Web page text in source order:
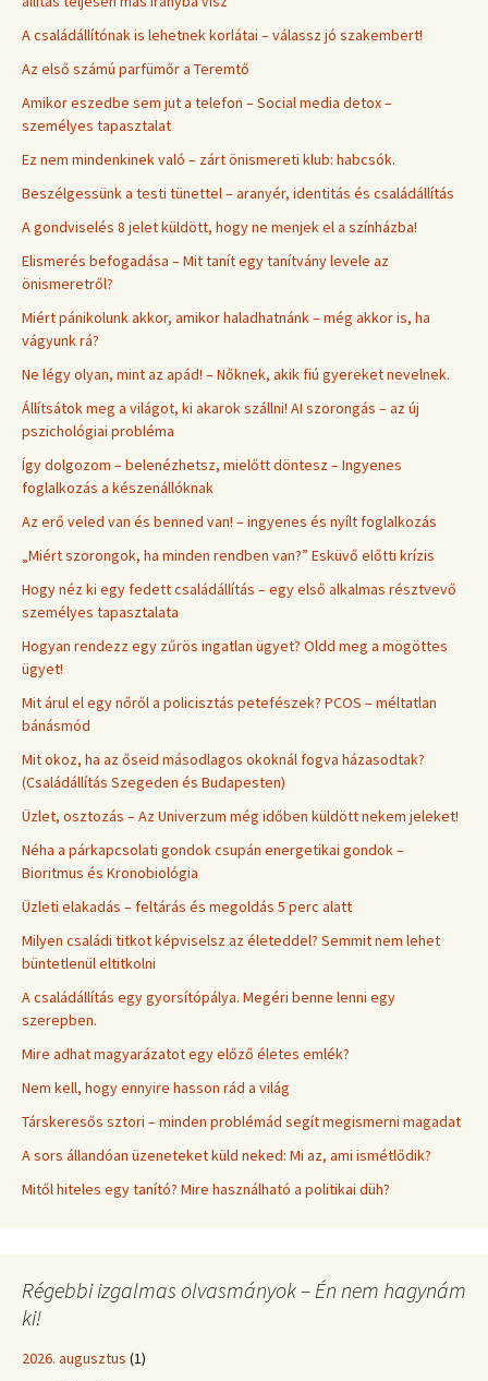
A családállítónak is lehetnek korlátai – válassz jó szakembert!
Az első számú parfümőr a Teremtő
Amikor eszedbe sem jut a telefon – Social media detox –
személyes tapasztalat
Ez nem mindenkinek való – zárt önismereti klub: habcsók.
Beszélgessünk a testi tünettel – aranyér, identitás és családállítás
A gondviselés 8 jelet küldött, hogy ne menjek el a színházba!
Elismerés befogadása – Mit tanít egy tanítvány levele az
önismeretről?
Miért pánikolunk akkor, amikor haladhatnánk – még akkor is, ha
vágyunk rá?
Ne légy olyan, mint az apád! – Nőknek, akik fiú gyereket nevelnek.
Állítsátok meg a világot, ki akarok szállni! AI szorongás – az új
pszichológiai probléma
Így dolgozom – belenézhetsz, mielőtt döntesz – Ingyenes
foglalkozás a készenállóknak
Az erő veled van és benned van! – ingyenes és nyílt foglalkozás
„Miért szorongok, ha minden rendben van?” Esküvő előtti krízis
Hogy néz ki egy fedett családállítás – egy első alkalmas résztvevő
személyes tapasztalata
Hogyan rendezz egy zűrös ingatlan ügyet? Oldd meg a mögöttes
ügyet!
Mit árul el egy nőről a policisztás petefészek? PCOS – méltatlan
bánásmód
Mit okoz, ha az őseid másodlagos okoknál fogva házasodtak?
(Családállítás Szegeden és Budapesten)
Üzlet, osztozás – Az Univerzum még időben küldött nekem jeleket!
Néha a párkapcsolati gondok csupán energetikai gondok –
Bioritmus és Kronobiológia
Üzleti elakadás – feltárás és megoldás 5 perc alatt
Milyen családi titkot képviselsz az életeddel? Semmit nem lehet
büntetlenül eltitkolni
A családállítás egy gyorsítópálya. Megéri benne lenni egy
szerepben.
Mire adhat magyarázatot egy előző életes emlék?
Nem kell, hogy ennyire hasson rád a világ
Társkeresős sztori – minden problémád segít megismerni magadat
A sors állandóan üzeneteket küld neked: Mi az, ami ismétlődik?
Mitől hiteles egy tanító? Mire használható a politikai düh?
Régebbi izgalmas olvasmányok – Én nem hagynám
ki!
2026. augusztus (1)